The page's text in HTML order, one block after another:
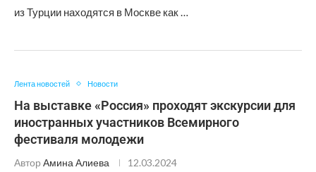
из Турции находятся в Москве как …
Лента новостей Новости
На выставке «Россия» проходят экскурсии для
иностранных участников Всемирного
фестиваля молодежи
Автор Амина Алиева 12.03.2024